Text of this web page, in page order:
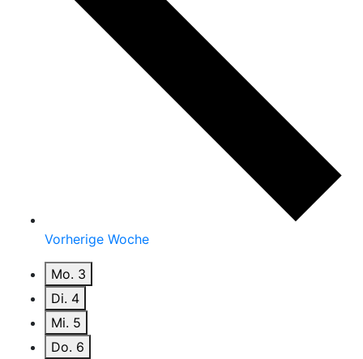
Vorherige Woche
Mo. 3
Di. 4
Mi. 5
Do. 6